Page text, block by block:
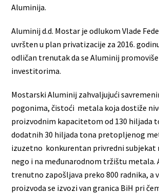
Aluminija.
Aluminij d.d. Mostar je odlukom Vlade
uvršten u plan privatizacije za 2016.
odličan trenutak da se Aluminij
investitorima.
Mostarski Aluminij zahvaljujući
pogonima, čistoći metala koja dostiže
proizvodnim kapacitetom od 130 hiljada
dodatnih 30 hiljada tona pretopljenog
izuzetno konkurentan privredni subjekat
nego i na međunarodnom tržištu metala.
trenutno zapošljava preko 800 radnika, a
proizvoda se izvozi van granica BiH pri